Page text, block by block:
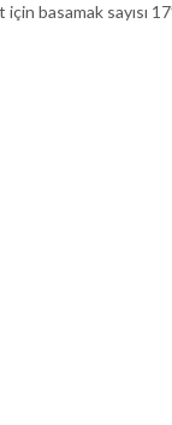
basamak sayısı